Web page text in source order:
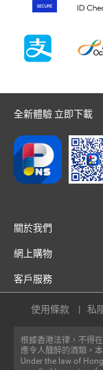
全新體驗 立即下載
關於我們
網上購物
客戶服務
根據香港法律，不得
應令人醺醉的酒類。
Under the law of
使用條款 私